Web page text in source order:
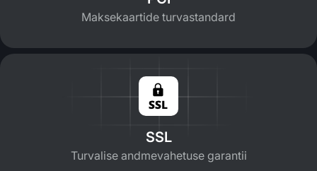
Maksekaartide turvastandard
SSL
Turvalise andmevahetuse garantii